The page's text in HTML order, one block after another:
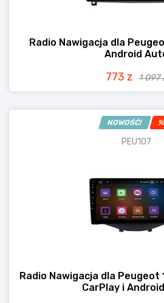
Radio Nawigacja dla
Android
773 z 1 097
NOWOŚĆ! %
PEU107
Radio Nawigacja dla Peugeot
CarPlay i